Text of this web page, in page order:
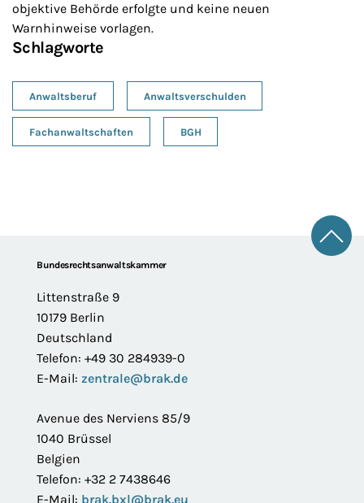
objektive Behörde erfolgte und keine neuen
Warnhinweise vorlagen.
Schlagworte
Anwaltsberuf Anwaltsverschulden
Fachanwaltschaften BGH
FooterBundesrechtsanwaltskammer
Littenstraße 9
10179 Berlin
Deutschland
Telefon: +49 30 284939-0
E-Mail: zentrale@brak.de
Avenue des Nerviens 85/9
1040 Brüssel
Belgien
Telefon: +32 2 7438646
E-Mail: brak.bxl@brak.eu